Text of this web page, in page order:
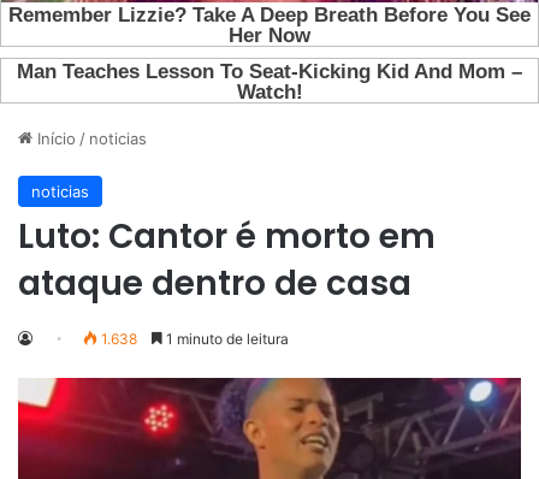
Início / noticias
noticias
Luto: Cantor é morto em
ataque dentro de casa
1.638 1 minuto de leitura